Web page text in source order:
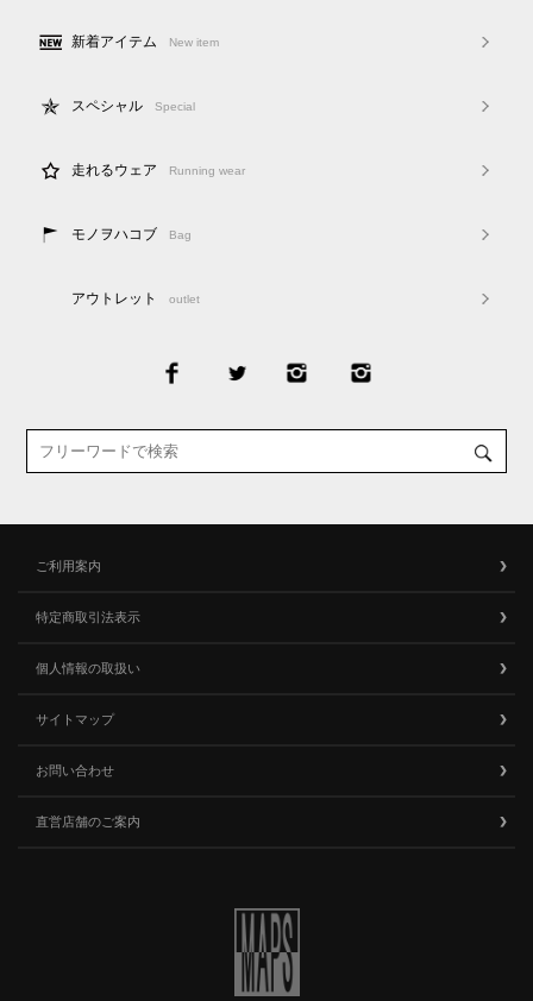
新着アイテム New item
スペシャル Special
走れるウェア Running wear
モノヲハコブ Bag
アウトレット outlet
ご利用案内
特定商取引法表示
個人情報の取扱い
サイトマップ
お問い合わせ
直営店舗のご案内